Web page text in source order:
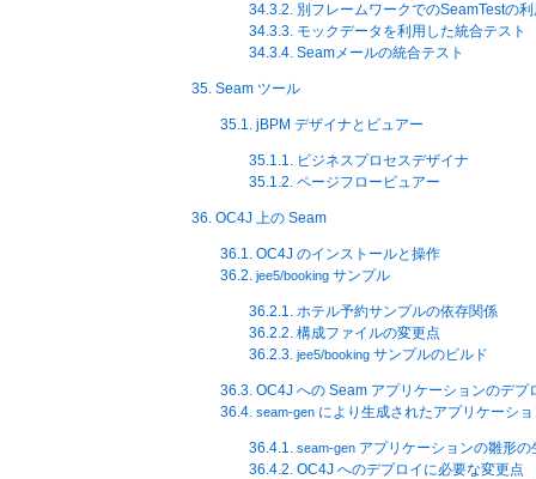
34.3.2. 別フレームワークでのSeamTestの
34.3.3. モックデータを利用した統合テスト
34.3.4. Seamメールの統合テスト
35. Seam ツール
35.1. jBPM デザイナとビュアー
35.1.1. ビジネスプロセスデザイナ
35.1.2. ページフロービュアー
36. OC4J 上の Seam
36.1. OC4J のインストールと操作
36.2. jee5/booking サンプル
36.2.1. ホテル予約サンプルの依存関係
36.2.2. 構成ファイルの変更点
36.2.3. jee5/booking サンプルのビルド
36.3. OC4J への Seam アプリケーションのデプ
36.4. seam-gen により生成されたアプリケーシ
36.4.1. seam-gen アプリケーションの雛形の
36.4.2. OC4J へのデプロイに必要な変更点